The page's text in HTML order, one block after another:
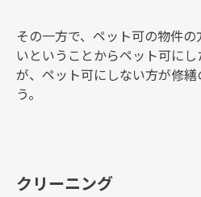
その一方で、ペット可の物件
いということからペット可に
が、ペット可にしない方が修
う。
クリーニング